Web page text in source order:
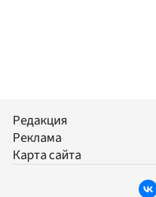
Редакция
Реклама
Карта сайта